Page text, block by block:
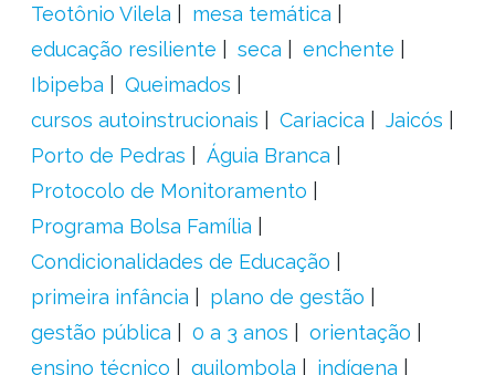
Teotônio Vilela
mesa temática
educação resiliente
seca
enchente
Ibipeba
Queimados
cursos autoinstrucionais
Cariacica
Jaicós
Porto de Pedras
Águia Branca
Protocolo de Monitoramento
Programa Bolsa Família
Condicionalidades de Educação
primeira infância
plano de gestão
gestão pública
0 a 3 anos
orientação
ensino técnico
quilombola
indígena